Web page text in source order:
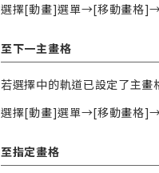
選擇[動畫]選單→[移動畫格]→[
至下一主畫格
若選擇中的軌道已設定了主畫
選擇[動畫]選單→[移動畫格]→[
至指定畫格